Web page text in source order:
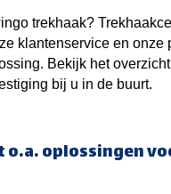
trekhaak?
klantenservice en onze
Bekijk het
bij u in de buurt.
oplossingen